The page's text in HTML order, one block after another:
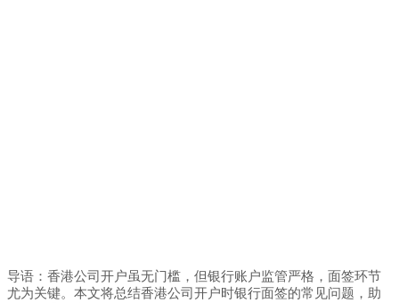
导语：香港公司开户虽无门槛，但银行账户监管严格，面签环节
尤为关键。本文将总结香港公司开户时银行面签的常见问题，助